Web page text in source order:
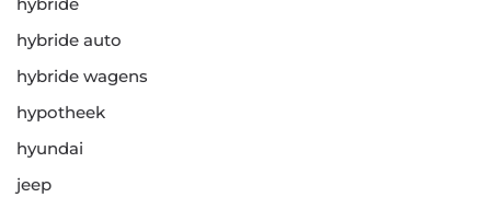
hybride auto
hybride wagens
hypotheek
hyundai
jeep